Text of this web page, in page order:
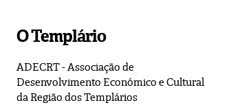
O Templário
ADECRT - Associação de
Desenvolvimento Económico e Cultural
da Região dos Templários